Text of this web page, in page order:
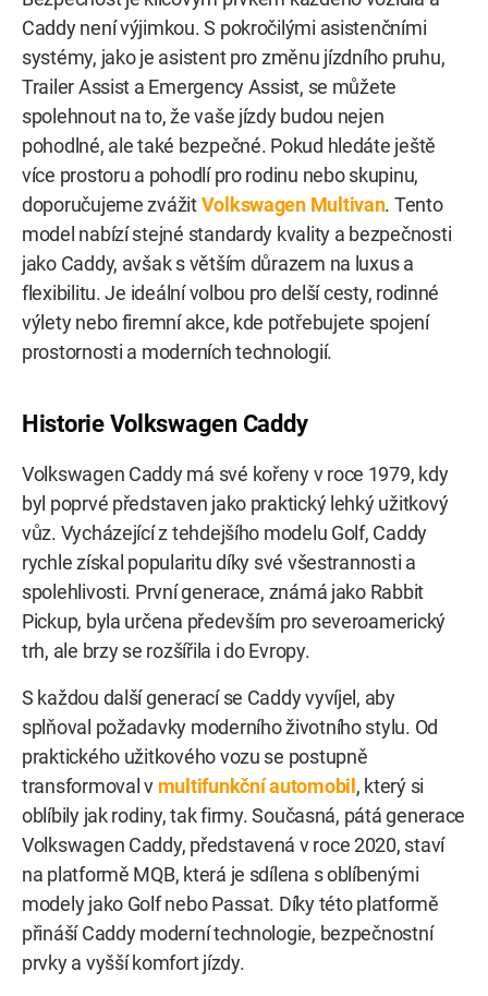
Caddy není výjimkou. S pokročilými asistenčními
systémy, jako je asistent pro změnu jízdního pruhu,
Trailer Assist a Emergency Assist, se můžete
spolehnout na to, že vaše jízdy budou nejen
pohodlné, ale také bezpečné. Pokud hledáte ještě
více prostoru a pohodlí pro rodinu nebo skupinu,
doporučujeme zvážitVolkswagen Multivan. Tento
model nabízí stejné standardy kvality a bezpečnosti
jako Caddy, avšak s větším důrazem na luxus a
flexibilitu. Je ideální volbou pro delší cesty, rodinné
výlety nebo firemní akce, kde potřebujete spojení
prostornosti a moderních technologií.
Historie Volkswagen Caddy
Volkswagen Caddy má své kořeny v roce 1979, kdy
byl poprvé představen jako praktický lehký užitkový
vůz. Vycházející z tehdejšího modelu Golf, Caddy
rychle získal popularitu díky své všestrannosti a
spolehlivosti. První generace, známá jako Rabbit
Pickup, byla určena především pro severoamerický
trh, ale brzy se rozšířila i do Evropy.
S každou další generací se Caddy vyvíjel, aby
splňoval požadavky moderního životního stylu. Od
praktického užitkového vozu se postupně
transformoval v multifunkční automobil, který si
oblíbily jak rodiny, tak firmy. Současná, pátá generace
Volkswagen Caddy, představená v roce 2020, staví
na platformě MQB, která je sdílena s oblíbenými
modely jako Golf nebo Passat. Díky této platformě
přináší Caddy moderní technologie, bezpečnostní
prvky a vyšší komfort jízdy.